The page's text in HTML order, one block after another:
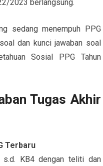
2023 berlangsung.
sedang menempuh PPG
dan kunci jawaban soal
Sosial PPG Tahun
Tugas Akhir
Terbaru
s.d. KB4 dengan teliti dan